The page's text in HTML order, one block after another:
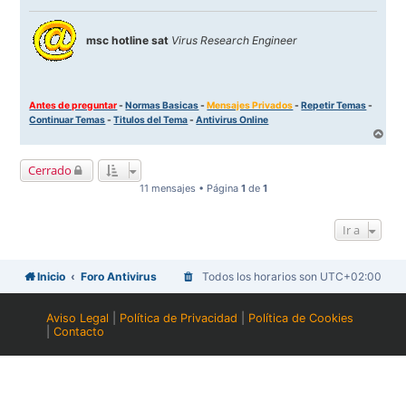
msc hotline sat Virus Research Engineer
Antes de preguntar-Normas Basicas-Mensajes Privados-Repetir Temas-
Continuar Temas-Titulos del Tema-Antivirus Online
r
Cerrado
11 mensajes • Página 1 de 1
Ir a
Inicio Foro Antivirus Todos los horarios son UTC+02:00
Aviso Legal Política de Privacidad
Política de Cookies
|Contacto